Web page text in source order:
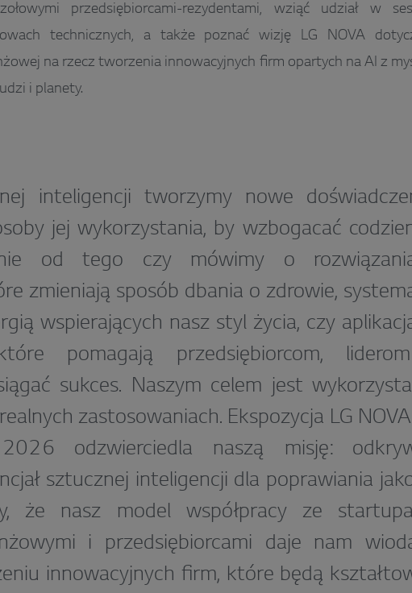
przedsiębiorcami-rezydentami, wziąć udział w
technicznych, a także poznać wizję LG NOVA
na rzecz tworzenia innowacyjnych firm opartych na AI z
i planety.
inteligencji tworzymy nowe
jej wykorzystania, by wzbogacać
od tego czy mówimy o
zmieniają sposób dbania o zdrowie,
wspierających nasz styl życia, czy
pomagają przedsiębiorcom,
sukces. Naszym celem jest
zastosowaniach. Ekspozycja LG
odzwierciedla naszą misję:
sztucznej inteligencji dla poprawiania
że nasz model współpracy ze
i przedsiębiorcami daje nam
innowacyjnych firm, które będą